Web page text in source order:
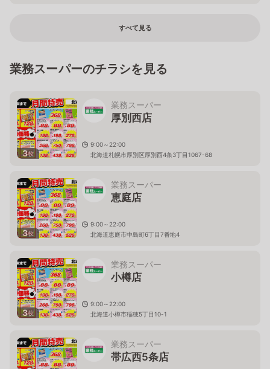
すべて見る
業務スーパーのチラシを見る
3枚
業務スーパー
厚別西店
9:00～22:00
北海道札幌市厚別区厚別西4条3丁目1067-68
3枚
業務スーパー
恵庭店
9:00～22:00
北海道恵庭市中島町6丁目7番地4
3枚
業務スーパー
小樽店
9:00～22:00
北海道小樽市稲穂5丁目10-1
業務スーパー
帯広西5条店